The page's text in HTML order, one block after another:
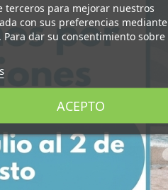
terceros para mejorar nuestros
con sus preferencias mediante
dar su consentimiento sobre
ACEPTO